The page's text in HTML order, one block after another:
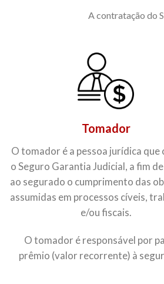
A contratação do
Tomador
O tomador é a pessoa jurídica
o Seguro Garantia Judicial, a fim
ao segurado o cumprimento das
assumidas em processos cíveis,
e/ou fiscais.
O tomador é responsável por
prêmio (valor recorrente) à